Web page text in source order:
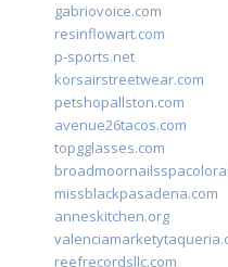
gabriovoice.com
resinflowart.com
p-sports.net
korsairstreetwear.com
petshopallston.com
avenue26tacos.com
topgglasses.com
missblackpasadena.com
anneskitchen.org
reefrecordsllc.com